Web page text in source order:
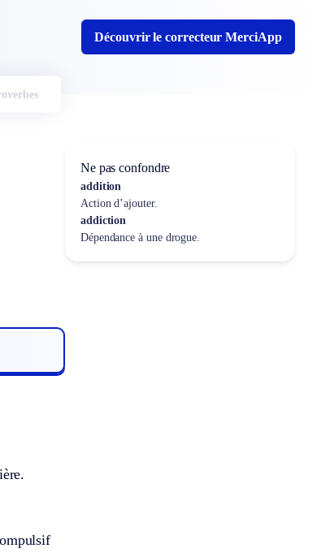
Découvrir le correcteur MerciApp
Ne pas confondre
addition
Action d’ajouter.
addiction
Dépendance à une drogue.